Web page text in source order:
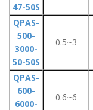
47-50S
QPAS-
500-
3000-
50-50S
0.5~3
QPAS-
600-
6000-
0.6~6